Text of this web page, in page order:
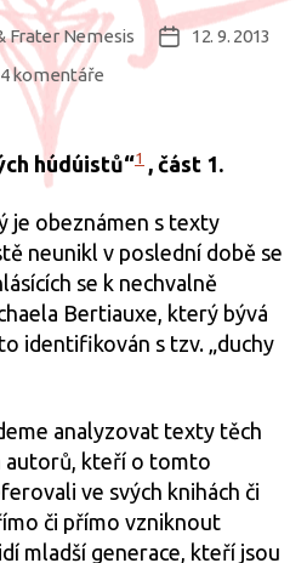
Frater Nemesis
Datum
12. 9. 2013
4 komentáře
názvem
O
„šťastných
húdúistů“
húdúistů“1 , část 1.
je obeznámen s texty
neunikl v poslední době se
se k nechvalně
Bertiauxe, který bývá
identifikován s tzv. „duchy
analyzovat texty těch
autorů, kteří o tomto
ve svých knihách či
či přímo vzniknout
mladší generace, kteří jsou